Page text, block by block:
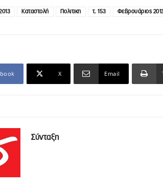
Καταστολή Πολιτικη τ. 153 Φεβρουάριος
X Email
Σύνταξη